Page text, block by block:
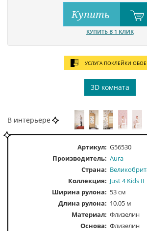
Купить
КУПИТЬ В 1 КЛИК
УСЛУГА ПОКЛЕЙКИ
3D комната
В интерьере
Артикул: G56530
Производитель: Aura
Страна:
Коллекция: Just 4 Kids II
Ширина рулона: 53 см
Длина рулона: 10.05 м
Материал: Флизелин
Основа: Флизелин